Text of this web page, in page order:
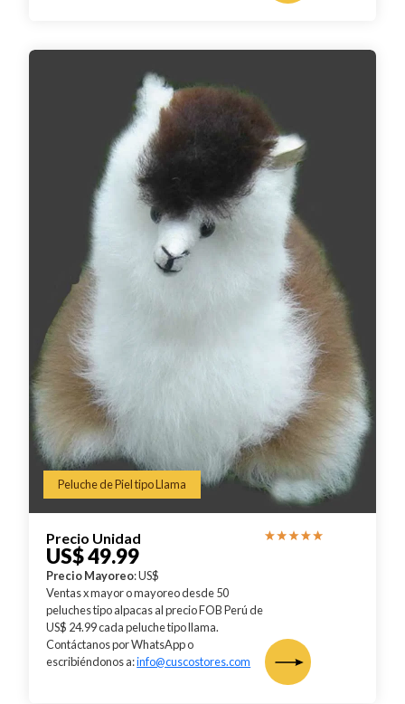
Peluche de Piel tipo Llama
Precio Unidad
US$ 49.99
Precio Mayoreo: US$
Ventas x mayor o mayoreo desde 50
peluches tipo alpacas al precio FOB Perú de
US$ 24.99 cada peluche tipo llama.
Contáctanos por WhatsApp o
escribiéndonos a:info@cuscostores.com